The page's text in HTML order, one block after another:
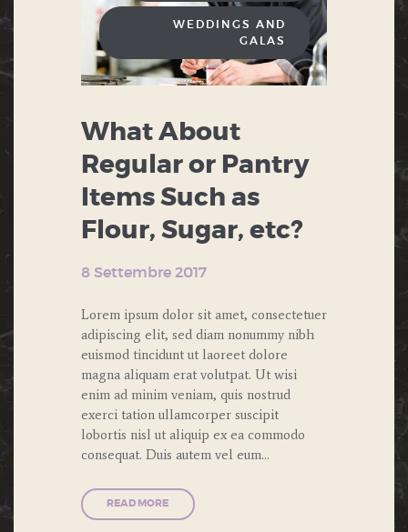
WEDDINGS AND
GALAS
What About
Regular or Pantry
Items Such as
Flour, Sugar, etc?
8 Settembre 2017
Lorem ipsum dolor sit amet, consectetuer
adipiscing elit, sed diam nonummy nibh
euismod tincidunt ut laoreet dolore
magna aliquam erat volutpat. Ut wisi
enim ad minim veniam, quis nostrud
exerci tation ullamcorper suscipit
lobortis nisl ut aliquip ex ea commodo
consequat. Duis autem vel eum…
READ MORE